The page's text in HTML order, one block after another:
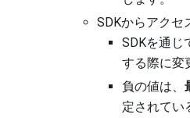
SDKからアクセ
SDKを通じ
する際に変
負の値は、
定されてい